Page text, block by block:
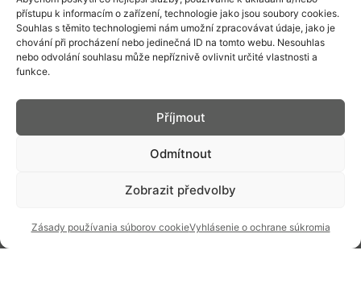
přístupu k informacím o zařízení, technologie jako jsou soubory cookies.
Souhlas s těmito technologiemi nám umožní zpracovávat údaje, jako je
chování při procházení nebo jedinečná ID na tomto webu. Nesouhlas
nebo odvolání souhlasu může nepříznivě ovlivnit určité vlastnosti a
funkce.
Příjmout
Odmítnout
Zobrazit předvolby
Zásady používania súborov cookieVyhlásenie o ochrane súkromia
OSOBNOSTI
PODPORUJEME
INZERCIA V
ČASOPISOCH
ČLÁNKY
HISTÓRIA PRIM
DESIGN A VÝROBA